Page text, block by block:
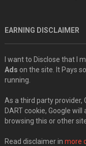
EARNING DISCLAIMER
I want to Disclose that I
Ads on the site. It Pays
running.
As a third party provider,
DART cookie, Google
browsing this or other
Read disclaimer in more